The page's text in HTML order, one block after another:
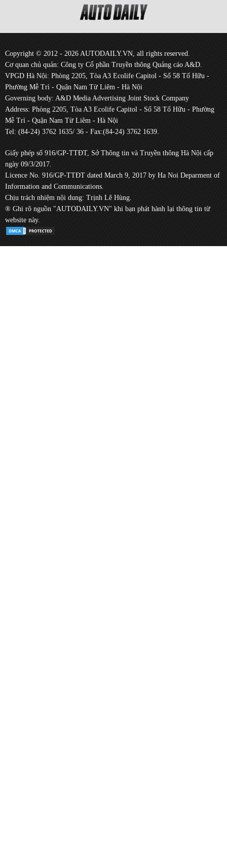
Copyright © 2012 - 2026 AUTODAILY.VN, all rights reserved.
Cơ quan chủ quản: Công ty Cổ phần Truyền thông Quảng cáo A&D.
VPGD Hà Nội: Phòng 2205, Tòa A3 Ecolife Capitol - Số 58 Tố Hữu -
Phường Mễ Trì - Quận Nam Từ Liêm - Hà Nội
Governing body: A&D Media Advertising Joint Stock Company
Address: Phòng 2205, Tòa A3 Ecolife Capitol - Số 58 Tố Hữu - Phường
Mễ Trì - Quận Nam Từ Liêm - Hà Nội
Tel: (84-24) 3762 1635/ 36 - Fax:(84-24) 3762 1639.
Giấy phép số 916/GP-TTĐT, Sở Thông tin và Truyền thông Hà Nội cấp
ngày 09/3/2017.
Licence No. 916/GP-TTĐT dated March 9, 2017 by Ha Noi Deparment of
Information and Communications.
Chịu trách nhiệm nội dung: Trịnh Lê Hùng.
® Ghi rõ nguồn "AUTODAILY.VN" khi bạn phát hành lại thông tin từ
website này.